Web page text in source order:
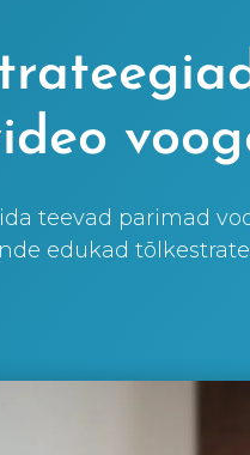
teevad parimad
edukad